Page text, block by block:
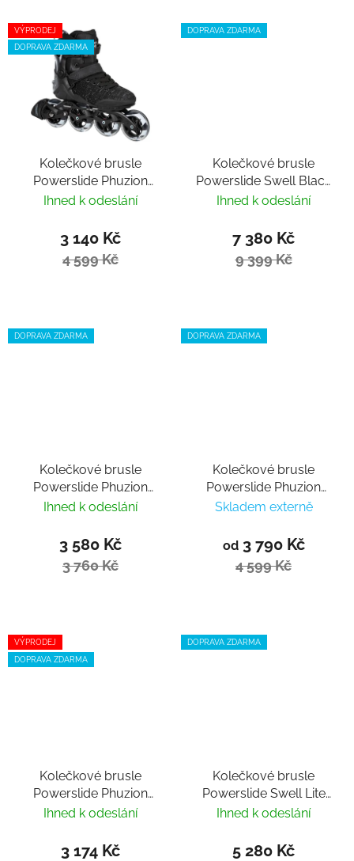
VÝPRODEJ
DOPRAVA ZDARMA
Kolečkové brusle
Powerslide Phuzion
Xenon Black 90 Trinity
Ihned k odeslání
3 140 Kč
4 599 Kč
DOPRAVA ZDARMA
Kolečkové brusle
Powerslide Swell Black
Fire 110 Trinity
Ihned k odeslání
7 380 Kč
9 399 Kč
DOPRAVA ZDARMA
Kolečkové brusle
Powerslide Phuzion
Radon Charcoal 84
Ihned k odeslání
3 580 Kč
3 760 Kč
DOPRAVA ZDARMA
Kolečkové brusle
Powerslide Phuzion
RFC 90 Trinity
Skladem externě
od3 790 Kč
4 599 Kč
VÝPRODEJ
DOPRAVA ZDARMA
Kolečkové brusle
Powerslide Phuzion
Enzo 90 Trinity
Ihned k odeslání
3 174 Kč
DOPRAVA ZDARMA
Kolečkové brusle
Powerslide Swell Lite
Black 100 Trinity 2022
Ihned k odeslání
5 280 Kč